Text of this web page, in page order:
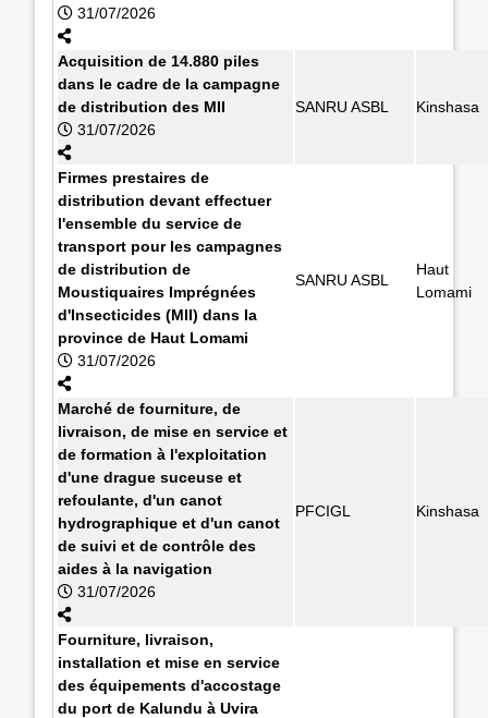
31/07/2026
Acquisition de 14.880 piles
dans le cadre de la campagne
de distribution des MII
31/07/2026
SANRU ASBL Kinshasa
Firmes prestaires de
distribution devant effectuer
l'ensemble du service de
transport pour les campagnes
de distribution de
Moustiquaires Imprégnées
d'Insecticides (MII) dans la
province de Haut Lomami
31/07/2026
SANRU ASBL
Haut
Lomami
Marché de fourniture, de
livraison, de mise en service et
de formation à l'exploitation
d'une drague suceuse et
refoulante, d'un canot
hydrographique et d'un canot
de suivi et de contrôle des
aides à la navigation
31/07/2026
PFCIGL Kinshasa
Fourniture, livraison,
installation et mise en service
des équipements d'accostage
du port de Kalundu à Uvira